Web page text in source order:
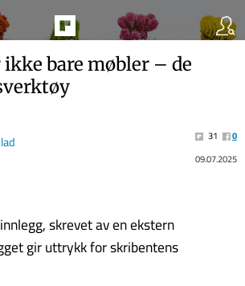
bare møbler – de
31
0
09.07.2025
skrevet av en ekstern
gir uttrykk for skribentens